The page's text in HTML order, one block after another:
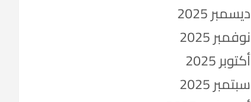
ديسمبر 2025
نوفمبر 2025
أكتوبر 2025
سبتمبر 2025